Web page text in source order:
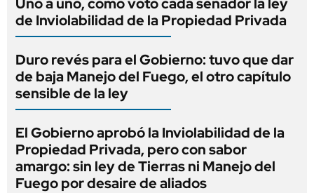
de Inviolabilidad de la Propiedad Privada
Duro revés para el Gobierno: tuvo que dar
de baja Manejo del Fuego, el otro capítulo
sensible de la ley
El Gobierno aprobó la Inviolabilidad de la
Propiedad Privada, pero con sabor
amargo: sin ley de Tierras ni Manejo del
Fuego por desaire de aliados